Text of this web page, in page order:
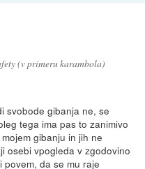
(v primeru karambola)
svobode gibanja ne, se
tega ima pas to zanimivo
gibanju in jih ne
osebi vpogleda v zgodovino
da se mu raje